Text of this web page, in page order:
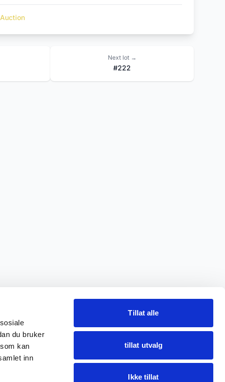
du bruker
kan
inn
Tillat alle
tillat utvalg
Ikke tillat
Next lot →
#222